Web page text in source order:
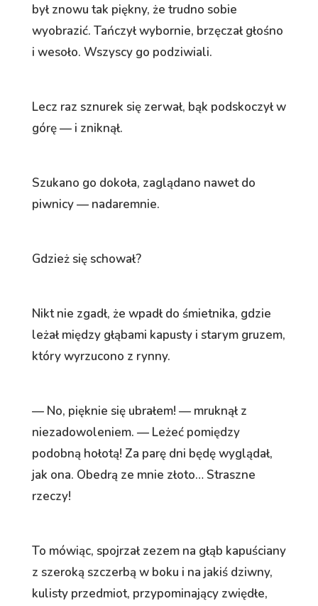
był znowu tak piękny, że trudno sobie
wyobrazić. Tańczył wybornie, brzęczał głośno
i wesoło. Wszyscy go podziwiali.
Lecz raz sznurek się zerwał, bąk podskoczył w
górę — i zniknął.
Szukano go dokoła, zaglądano nawet do
piwnicy — nadaremnie.
Gdzież się schował?
Nikt nie zgadł, że wpadł do śmietnika, gdzie
leżał między głąbami kapusty i starym gruzem,
który wyrzucono z rynny.
— No, pięknie się ubrałem! — mruknął z
niezadowoleniem. — Leżeć pomiędzy
podobną hołotą! Za parę dni będę wyglądał,
jak ona. Obedrą ze mnie złoto… Straszne
rzeczy!
To mówiąc, spojrzał zezem na głąb kapuściany
z szeroką szczerbą w boku i na jakiś dziwny,
kulisty przedmiot, przypominający zwiędłe,